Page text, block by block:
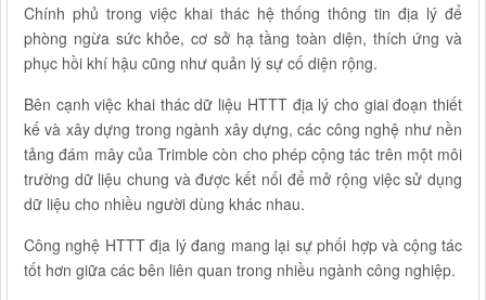
Chính phủ trong việc khai thác hệ thống thông tin địa lý để
phòng ngừa sức khỏe, cơ sở hạ tầng toàn diện, thích ứng và
phục hồi khí hậu cũng như quản lý sự cố diện rộng.
Bên cạnh việc khai thác dữ liệu HTTT địa lý cho giai đoạn thiết
kế và xây dựng trong ngành xây dựng, các công nghệ như nền
tảng đám mây của Trimble còn cho phép cộng tác trên một môi
trường dữ liệu chung và được kết nối để mở rộng việc sử dụng
dữ liệu cho nhiều người dùng khác nhau.
Công nghệ HTTT địa lý đang mang lại sự phối hợp và cộng tác
tốt hơn giữa các bên liên quan trong nhiều ngành công nghiệp.